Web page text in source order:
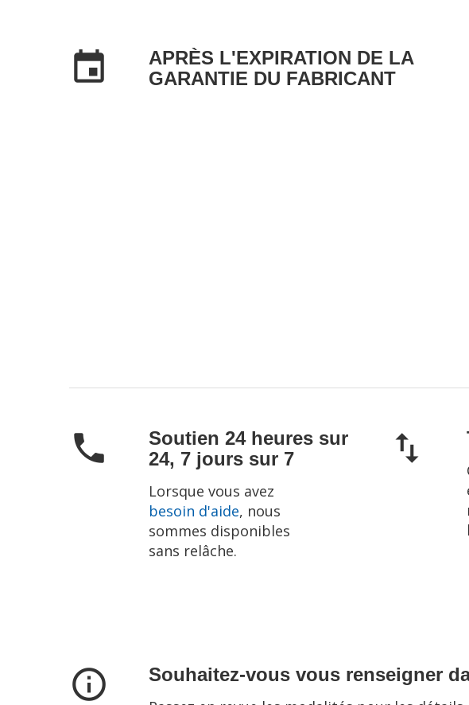
event
APRÈS L'EXPIRATION DE LA
GARANTIE DU FABRICANT
phone
Soutien 24 heures sur
24, 7 jours sur 7
Lorsque vous avez
besoin d'aide, nous
sommes disponibles
sans relâche.
swap_vert
info_outline Souhaitez-vous vous renseigner